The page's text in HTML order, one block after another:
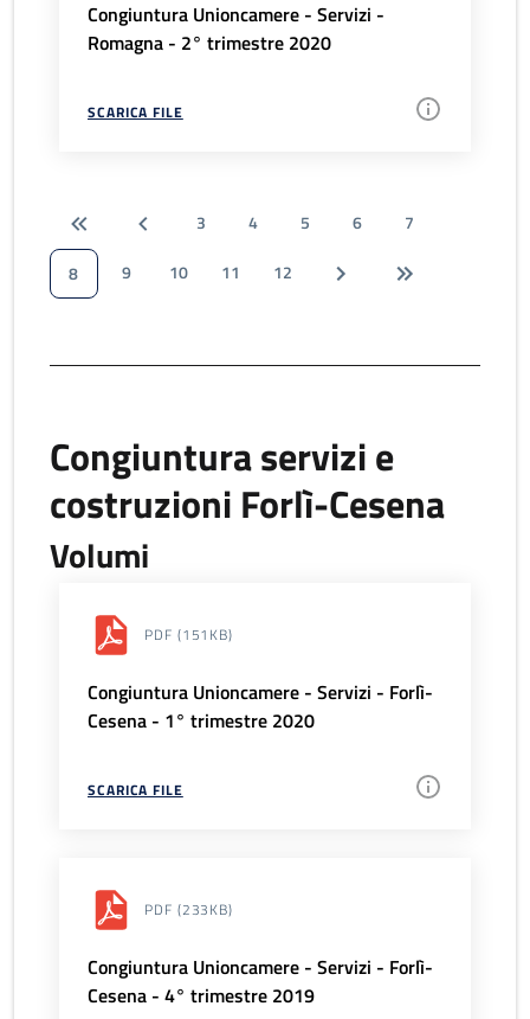
Congiuntura Unioncamere - Servizi -
Romagna - 2° trimestre 2020
SCARICA FILE
3 4 5 6
7
8
9 10 11 12
Congiuntura servizi e
costruzioni Forlì-Cesena
Volumi
PDF (151KB)
Congiuntura Unioncamere - Servizi - Forlì-
Cesena - 1° trimestre 2020
SCARICA FILE
PDF (233KB)
Congiuntura Unioncamere - Servizi - Forlì-
Cesena - 4° trimestre 2019